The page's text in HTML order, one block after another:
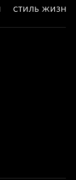
СТИЛЬ ЖИЗНИ